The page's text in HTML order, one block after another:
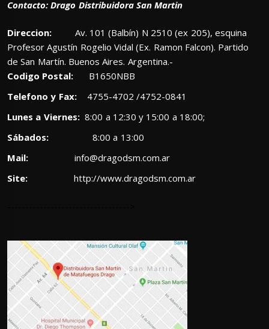
Contacto: Drago Distribuidora San Martin
Direccion: Av. 101 (Balbín) N 2510 (ex 205), esquina
Profesor Agustín Rogelio Vidal (Ex. Ramon Falcon). Partido
de San Martín. Buenos Aires. Argentina.-
Codigo Postal: B1650NBB
Telefono y Fax:4755-4702 /4752-0841
Lunes a Viernes:8:00 a 12:30 y 15:00 a 18:00;
Sábados: 8:00 a 13:00
Mail:
info@dragodsm.com.ar
Site:
http://www.dragodsm.com.ar